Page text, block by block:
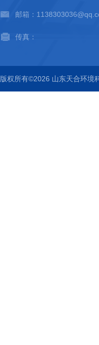
邮箱：
传真：
版权所有©2026 山东天合环境